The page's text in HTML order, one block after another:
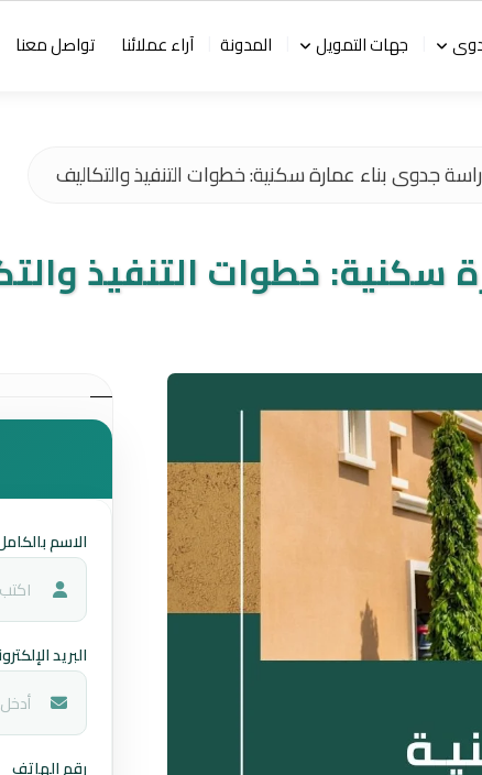
جهات التمويل المدونة آراء عملائنا تواصل معنا
جدوى بناء عمارة سكنية: خطوات التنفيذ والتكاليف
سكنية: خطوات التنفيذ
الاسم
البريد
رقم الهاتف